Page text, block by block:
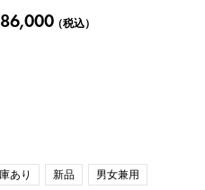
（税込）
あり 新品 男女兼用